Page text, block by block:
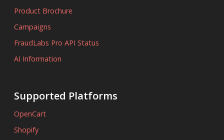
Product Brochure
Campaigns
FraudLabs Pro API Status
AI Information
Supported Platforms
OpenCart
Shopify